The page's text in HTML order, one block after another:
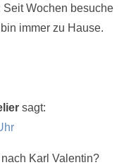
Wochen besuche
immer zu Hause.
sagt:
Karl Valentin?